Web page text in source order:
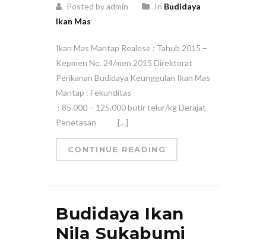
Posted by admin In Budidaya
Ikan Mas
Ikan Mas Mantap Realese : Tahub 2015 –
Kepmen No. 24/men 2015 Direktorat
Perikanan Budidaya Keunggulan Ikan Mas
Mantap : Fekunditas
: 85.000 – 125.000 butir telur/kg Derajat
Penetasan […]
CONTINUE READING
Budidaya Ikan
Nila Sukabumi